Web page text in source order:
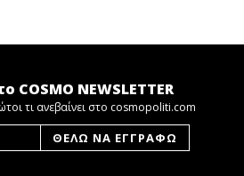
COSMO NEWSLETTER
τι ανεβαίνει στο cosmopoliti.com